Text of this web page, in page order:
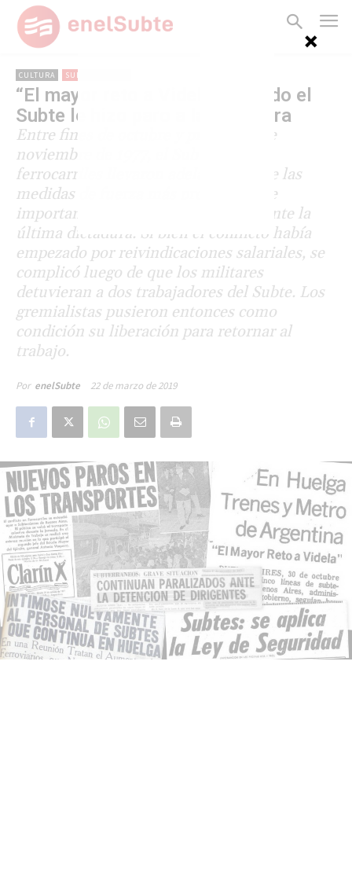
CULTURA SUBTERRÁNEOS
“El mayor reto a Videla”: cuando el
Subte le hizo paro a la dictadura
Entre fines de octubre y principios de
noviembre de 1977, el Subte y los
ferrocarriles llevaron adelante una de las
medidas de fuerza más prolongadas e
importantes que tuvieron lugar durante la
última dictadura. Si bien el conflicto había
empezado por reivindicaciones salariales, se
complicó luego de que los militares
detuvieran a dos trabajadores del Subte. Los
gremialistas pusieron entonces como
condición su liberación para retornar al
trabajo.
Por enelSubte 22 de marzo de 2019